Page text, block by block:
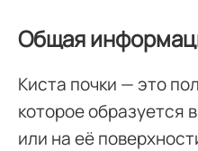
Общая
Киста почки — это
которое образуется
или на её